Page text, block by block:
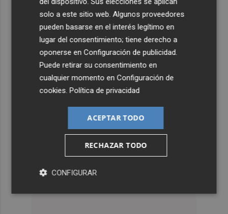
solo a este sitio web. Algunos proveedores
pueden basarse en el interés legítimo en
lugar del consentimiento; tiene derecho a
oponerse enConfiguración de publicidad.
Puede retirar su consentimiento en
cualquier momento enConfiguración de
cookies.Política de privacidad
ACEPTAR TODO
RECHAZAR TODO
CONFIGURAR